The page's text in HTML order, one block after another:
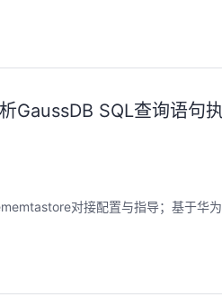
GaussDB SQL查询语句
对接配置与指导；基于华